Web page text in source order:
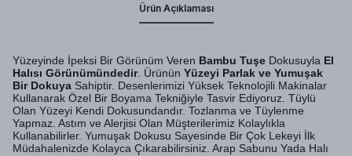
Ürün Açıklaması
Yüzeyinde İpeksi Bir Görünüm Veren Bambu Tuşe Dokusuyla El
Halısı Görünümündedir. Ürünün Yüzeyi Parlak ve Yumuşak
Bir Dokuya Sahiptir. Desenlerimizi Yüksek Teknolojili Makinalar
Kullanarak Özel Bir Boyama Tekniğiyle Tasvir Ediyoruz. Tüylü
Olan Yüzeyi Kendi Dokusundandır. Tozlanma ve Tüylenme
Yapmaz. Astım ve Alerjisi Olan Müşterilerimiz Kolaylıkla
Kullanabilirler. Yumuşak Dokusu Sayesinde Bir Çok Lekeyi İlk
Müdahalenizde Kolayca Çıkarabilirsiniz. Arap Sabunu Yada Halı